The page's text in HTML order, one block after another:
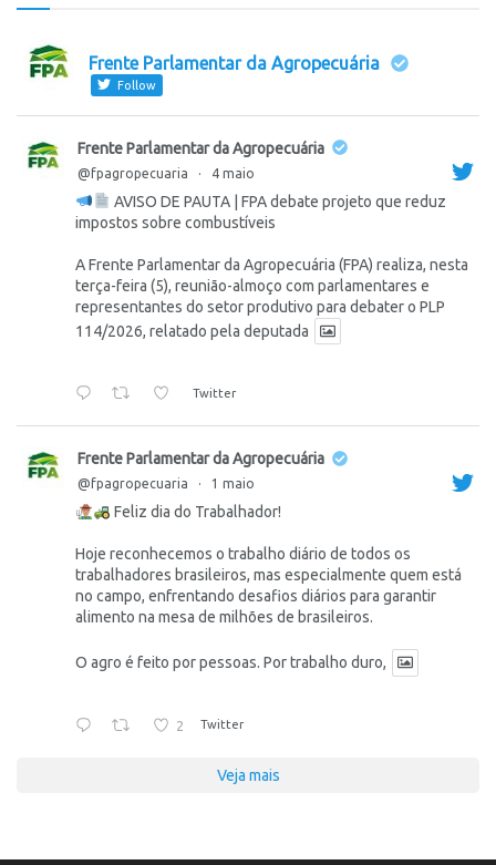
Frente Parlamentar da Agropecuária
Follow
Frente Parlamentar da Agropecuária
@fpagropecuaria · 4 maio
AVISO DE PAUTA | FPA debate projeto que reduz
impostos sobre combustíveis
A Frente Parlamentar da Agropecuária (FPA) realiza, nesta
terça-feira (5), reunião-almoço com parlamentares e
representantes do setor produtivo para debater o PLP
114/2026, relatado pela deputada
Twitter
Frente Parlamentar da Agropecuária
@fpagropecuaria · 1 maio
Feliz dia do Trabalhador!
Hoje reconhecemos o trabalho diário de todos os
trabalhadores brasileiros, mas especialmente quem está
no campo, enfrentando desafios diários para garantir
alimento na mesa de milhões de brasileiros.
O agro é feito por pessoas. Por trabalho duro,
2 Twitter
Veja mais